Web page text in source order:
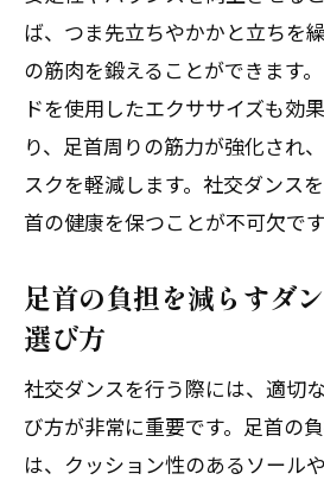
ば、つま先立ちやかかと立ちを
の筋肉を鍛えることができます
ドを使用したエクササイズも効
り、足首周りの筋力が強化され
スクを軽減します。社交ダンス
首の健康を保つことが不可欠です
足首の負担を減らすダ
選び方
社交ダンスを行う際には、適切
び方が非常に重要です。足首の
は、クッション性のあるソール